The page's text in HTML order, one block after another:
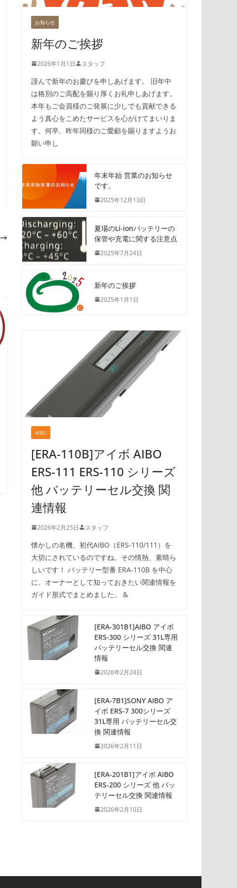
お知らせ
新年のご挨拶
2026年1月1日 スタッフ
謹んで新年のお慶びを申しあげます。 旧年中
は格別のご高配を賜り厚くお礼申しあげます。
本年もご会員様のご発展に少しでも貢献できる
よう真心をこめたサービスを心がけてまいりま
す。何卒、昨年同様のご愛顧を賜りますようお
願い申し
年末年始 営業のお知らせ
です。
2025年12月13日
夏場のLi-ionバッテリーの
保管や充電に関する注意点
2025年7月24日
新年のご挨拶
2025年1月1日
AIBO
[ERA-110B]アイボ AIBO
ERS-111 ERS-110 シリーズ
他 バッテリーセル交換 関
連情報
2026年2月25日 スタッフ
懐かしの名機、初代AIBO（ERS-110/111）を
大切にされているのですね。その情熱、素晴ら
しいです！ バッテリー型番 ERA-110B を中心
に、オーナーとして知っておきたい関連情報を
ガイド形式でまとめました。 &
[ERA-301B1]AIBO アイボ
ERS-300 シリーズ 31L専用
バッテリーセル交換 関連
情報
2026年2月24日
[ERA-7B1]SONY AIBO ア
イボ ERS-7 300シリーズ
31L専用 バッテリーセル交
換 関連情報
2026年2月11日
[ERA-201B1]アイボ AIBO
ERS-200 シリーズ 他 バッ
テリーセル交換 関連情報
2026年2月10日